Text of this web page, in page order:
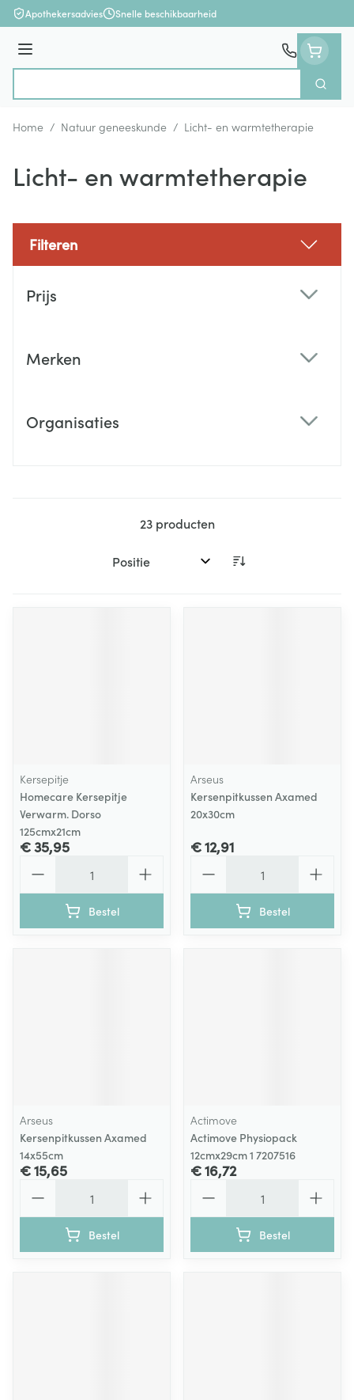
Ga naar de inhoud
Apothekersadvies Snelle beschikbaarheid
Menu
Zoek
Home / Natuur geneeskunde / Licht- en warmtetherapie
Licht- en warmtetherapie
Filteren
Prijs
Merken
Organisaties
23producten
Sorteer op:
Kersepitje
Homecare Kersepitje
Verwarm. Dorso
125cmx21cm
€ 35,95
Bestel
Arseus
Kersenpitkussen Axamed
20x30cm
€ 12,91
Bestel
Arseus
Kersenpitkussen Axamed
14x55cm
€ 15,65
Bestel
Actimove
Actimove Physiopack
12cmx29cm 1 7207516
€ 16,72
Bestel